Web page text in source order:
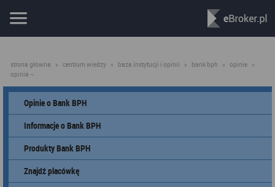
strona główna » centrum wiedzy » baza instytucji i opinii » bank bph » opinie »
opinia ~
Opinie o Bank BPH
Informacje o Bank BPH
Produkty Bank BPH
Znajdź placówkę